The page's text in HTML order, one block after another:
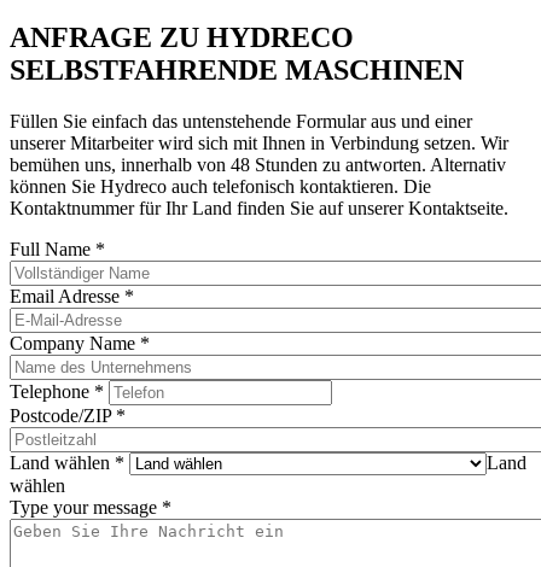
ANFRAGE ZU HYDRECO
SELBSTFAHRENDE MASCHINEN
Füllen Sie einfach das untenstehende Formular aus und einer
unserer Mitarbeiter wird sich mit Ihnen in Verbindung setzen. Wir
bemühen uns, innerhalb von 48 Stunden zu antworten. Alternativ
können Sie Hydreco auch telefonisch kontaktieren. Die
Kontaktnummer für Ihr Land finden Sie auf unserer Kontaktseite.
Full Name *
Email Adresse *
Company Name *
Telephone *
Postcode/ZIP *
Land wählen *
Land
wählen
Type your message *